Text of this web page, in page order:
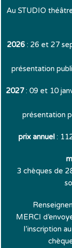
Au STUDIO
2026: 26 et 27
présentation
2027: 09 et 10
présentation
prix annuel:
3 chèques de
MERCI
l’inscription